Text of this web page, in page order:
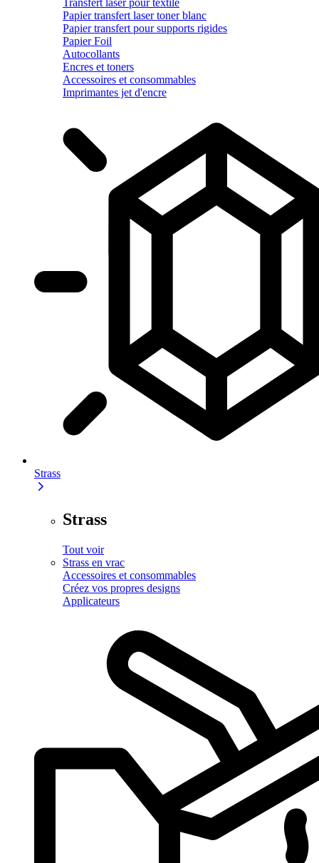
Papier transfert laser toner blanc
Papier transfert pour supports rigides
Papier Foil
Autocollants
Encres et toners
Accessoires et consommables
Imprimantes jet d'encre
Strass
Strass
Tout voir
Strass en vrac
Accessoires et consommables
Créez vos propres designs
Applicateurs